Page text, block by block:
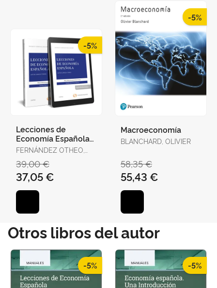
-5%
Lecciones de
Economía Española
(Papel + E-Book)
FERNÁNDEZ OTHEO,
DELGADO, JOSÉ LUIS /
GARRIDO TORRES,
ANTONI / JIMÉNEZ,
JUAN CARL
39,00 €
37,05 €
-5%
Macroeconomía
BLANCHARD, OLIVIER
58,35 €
55,43 €
Otros libros del autor
-5% -5%